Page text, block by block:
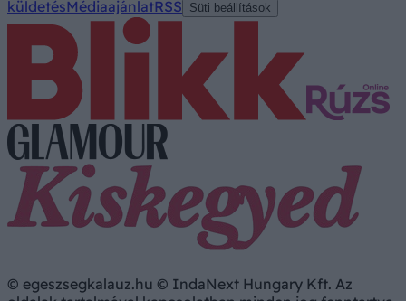
küldetésMédiaajánlatRSS Süti beállítások
© egeszsegkalauz.hu © IndaNext Hungary Kft. Az